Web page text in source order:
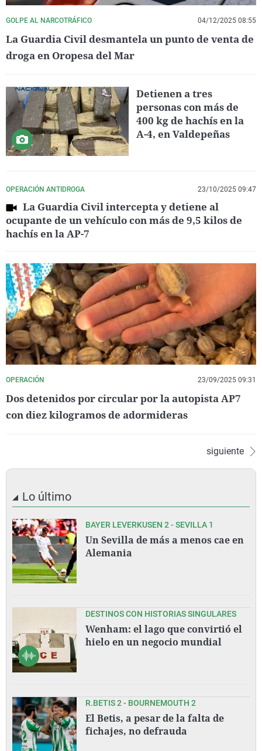
GOLPE AL NARCOTRÁFICO 04/12/2025 08:55
La Guardia Civil desmantela un punto de venta de
droga en Oropesa del Mar
Detienen a tres
personas con más de
400 kg de hachís en la
A-4, en Valdepeñas
OPERACIÓN ANTIDROGA 23/10/2025 09:47
La Guardia Civil intercepta y detiene al
ocupante de un vehículo con más de 9,5 kilos de
hachís en la AP-7
OPERACIÓN 23/09/2025 09:31
Dos detenidos por circular por la autopista AP7
con diez kilogramos de adormideras
siguiente
Lo último
BAYER LEVERKUSEN 2 - SEVILLA 1
Un Sevilla de más a menos cae en
Alemania
DESTINOS CON HISTORIAS SINGULARES
Wenham: el lago que convirtió el
hielo en un negocio mundial
R.BETIS 2 - BOURNEMOUTH 2
El Betis, a pesar de la falta de
fichajes, no defrauda